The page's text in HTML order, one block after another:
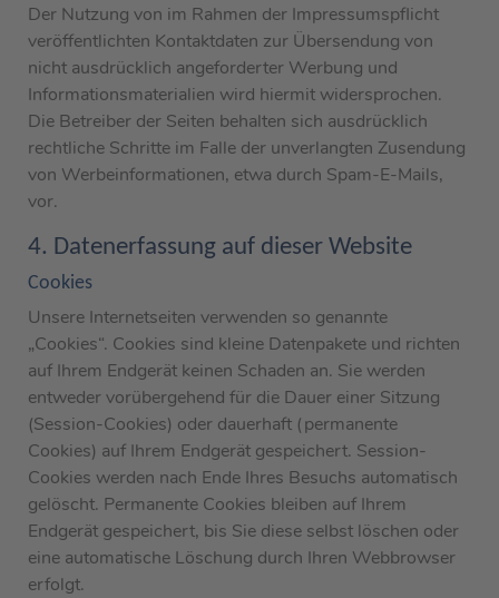
Der Nutzung von im Rahmen der Impressumspflicht
veröffentlichten Kontaktdaten zur Übersendung von
nicht ausdrücklich angeforderter Werbung und
Informationsmaterialien wird hiermit widersprochen.
Die Betreiber der Seiten behalten sich ausdrücklich
rechtliche Schritte im Falle der unverlangten Zusendung
von Werbeinformationen, etwa durch Spam-E-Mails,
vor.
4. Datenerfassung auf dieser Website
Cookies
Unsere Internetseiten verwenden so genannte
„Cookies“. Cookies sind kleine Datenpakete und richten
auf Ihrem Endgerät keinen Schaden an. Sie werden
entweder vorübergehend für die Dauer einer Sitzung
(Session-Cookies) oder dauerhaft (permanente
Cookies) auf Ihrem Endgerät gespeichert. Session-
Cookies werden nach Ende Ihres Besuchs automatisch
gelöscht. Permanente Cookies bleiben auf Ihrem
Endgerät gespeichert, bis Sie diese selbst löschen oder
eine automatische Löschung durch Ihren Webbrowser
erfolgt.